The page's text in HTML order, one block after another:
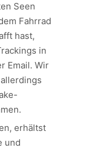
Seen
Fahrrad
hast,
in
Email. Wir
erhältst
und